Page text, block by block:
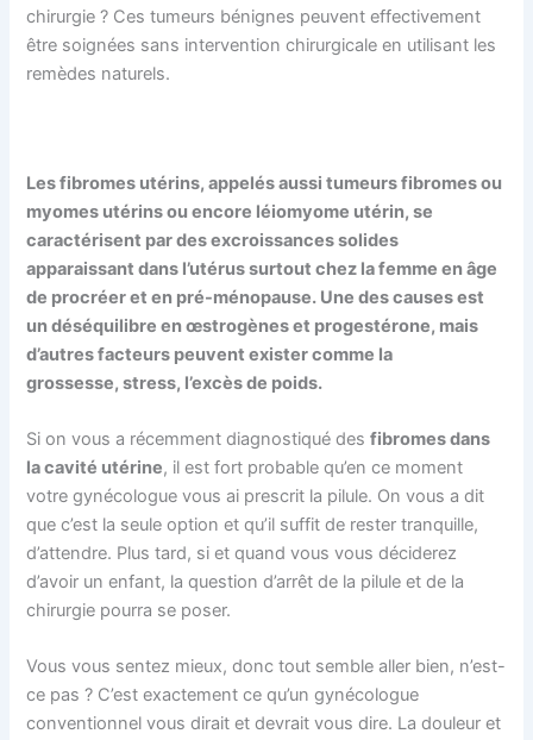
chirurgie ? Ces tumeurs bénignes peuvent effectivement
être soignées sans intervention chirurgicale en utilisant les
remèdes naturels.
Les fibromes utérins, appelés aussi tumeurs fibromes ou
myomes utérins ou encore léiomyome utérin, se
caractérisent par des excroissances solides
apparaissant dans l’utérus surtout chez la femme en âge
de procréer et en pré-ménopause. Une des causes est
un déséquilibre en œstrogènes et progestérone, mais
d’autres facteurs peuvent exister comme la
grossesse, stress, l’excès de poids.
Si on vous a récemment diagnostiqué desfibromes dans
la cavité utérine, il est fort probable qu’en ce moment
votre gynécologue vous ai prescrit la pilule. On vous a dit
que c’est la seule option et qu’il suffit de rester tranquille,
d’attendre. Plus tard, si et quand vous vous déciderez
d’avoir un enfant, la question d’arrêt de la pilule et de la
chirurgie pourra se poser.
Vous vous sentez mieux, donc tout semble aller bien, n’est-
ce pas ? C’est exactement ce qu’un gynécologue
conventionnel vous dirait et devrait vous dire. La douleur et